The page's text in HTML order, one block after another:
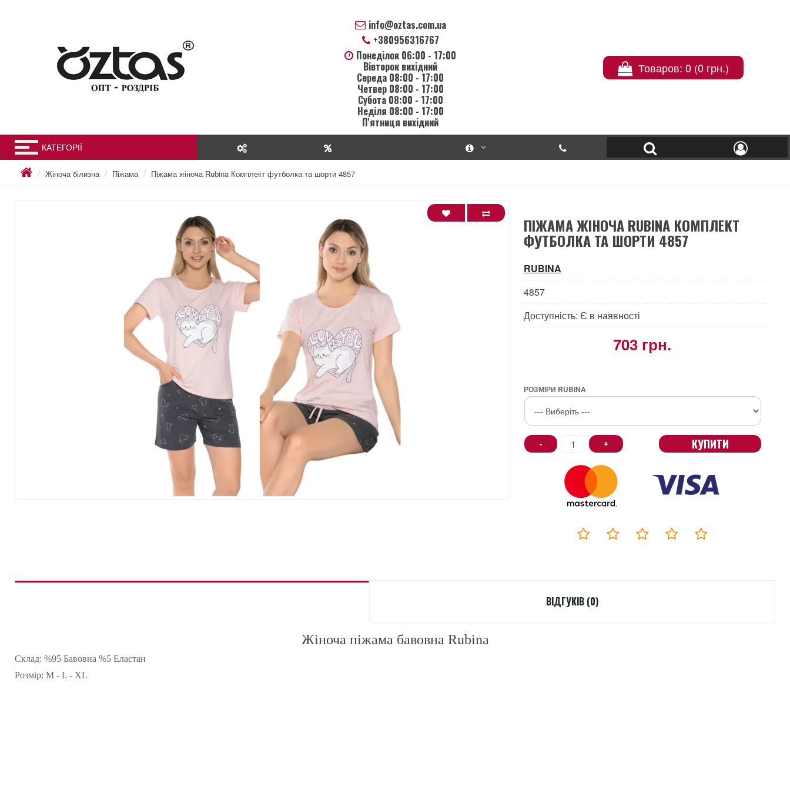
info@oztas.com.ua
+380956316767
Понеділок 06:00 - 17:00
Вівторок вихідний
Середа 08:00 - 17:00
Четвер 08:00 - 17:00
Субота 08:00 - 17:00
Неділя 08:00 - 17:00
П'ятниця вихідний
Товаров: 0 (0 грн.)
КАТЕГОРІЇ
Жіноча білизна Піжама Піжама жіноча Rubina Комплект футболка та шорти 4857
ПІЖАМА ЖІНОЧА RUBINA КОМПЛЕКТ
ФУТБОЛКА ТА ШОРТИ 4857
RUBINA
4857
Доступність: Є в наявності
703 грн.
РОЗМІРИ RUBINA
- + КУПИТИ
ВІДГУКІВ (0)
Жіноча піжама бавовна Rubina
Склад: %95 Бавовна %5 Еластан
Розмір: M - L - XL